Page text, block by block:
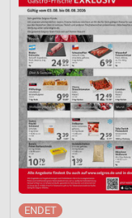
Funktional
Werbung